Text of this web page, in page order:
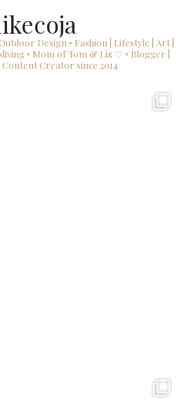
Design ▫ Fashion | Lifestyle | Art |
▫ Mom of Tom & Liz ♡ ▫ Blogger |
Content Creator since 2014